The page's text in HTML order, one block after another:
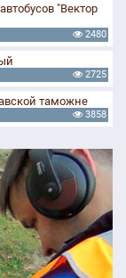
"Вектор
2480
2725
таможне
3858